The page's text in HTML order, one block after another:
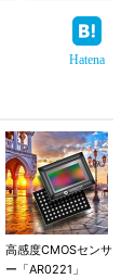
Hatena
高感度CMOSセンサ
ー「AR0221」